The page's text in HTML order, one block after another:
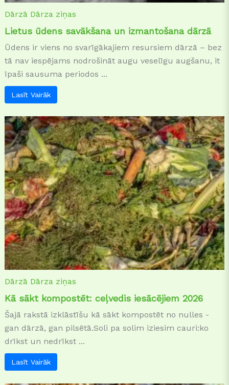
Dārzā Dārza ziņas
Lietus ūdens savākšana un izmantošana dārzā
Ūdens ir viens no svarīgākajiem resursiem dārzā – bez
tā nav iespējams nodrošināt augu veselīgu augšanu, it
īpaši sausuma periodos ...
Lasīt Vairāk
Dārzā Dārza ziņas
Kā sākt kompostēt: ceļvedis iesācējiem 2026
Šajā rakstā izklāstīšu kā sākt kompostēt no nulles -
gan dārzā, gan pilsētā.Soli pa solim iziesim cauri:ko
drīkst un nedrīkst ...
Lasīt Vairāk